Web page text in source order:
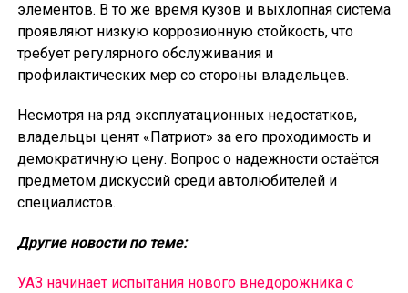
элементов. В то же время кузов и выхлопная система
проявляют низкую коррозионную стойкость, что
требует регулярного обслуживания и
профилактических мер со стороны владельцев.
Несмотря на ряд эксплуатационных недостатков,
владельцы ценят «Патриот» за его проходимость и
демократичную цену. Вопрос о надежности остаётся
предметом дискуссий среди автолюбителей и
специалистов.
Другие новости по теме:
УАЗ начинает испытания нового внедорожника с